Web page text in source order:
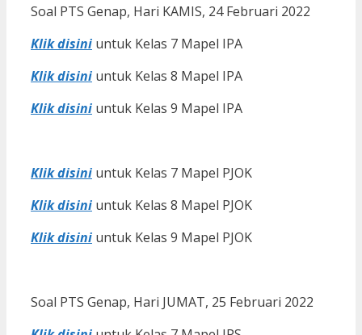
Soal PTS Genap, Hari KAMIS, 24 Februari 2022
Klik disini untuk Kelas 7 Mapel IPA
Klik disini untuk Kelas 8 Mapel IPA
Klik disini untuk Kelas 9 Mapel IPA
Klik disini untuk Kelas 7 Mapel PJOK
Klik disini untuk Kelas 8 Mapel PJOK
Klik disini untuk Kelas 9 Mapel PJOK
Soal PTS Genap, Hari JUMAT, 25 Februari 2022